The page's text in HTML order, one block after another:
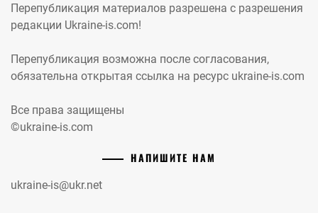
Перепубликация материалов разрешена с разрешения
редакции Ukraine-is.com!
Перепубликация возможна после согласования,
обязательна открытая ссылка на ресурс ukraine-is.com
Все права защищены
©ukraine-is.com
НАПИШИТЕ НАМ
ukraine-is@ukr.net